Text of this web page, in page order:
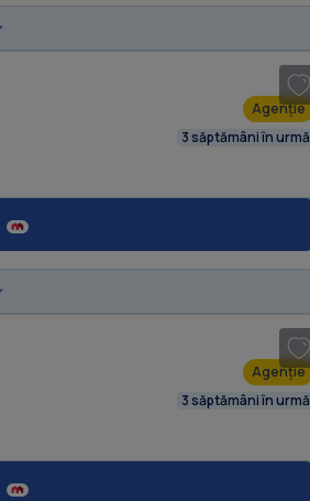
Agenție
3 săptămâni în urmă
Agenție
3 săptămâni în urmă